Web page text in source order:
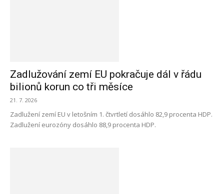
Zadlužování zemí EU pokračuje dál v řádu
bilionů korun co tři měsíce
21. 7. 2026
Zadlužení zemí EU v letošním 1. čtvrtletí dosáhlo 82,9 procenta HDP.
Zadlužení eurozóny dosáhlo 88,9 procenta HDP.